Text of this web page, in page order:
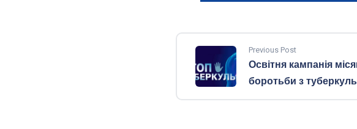
Previous Post
Освітня кампанія
боротьби з